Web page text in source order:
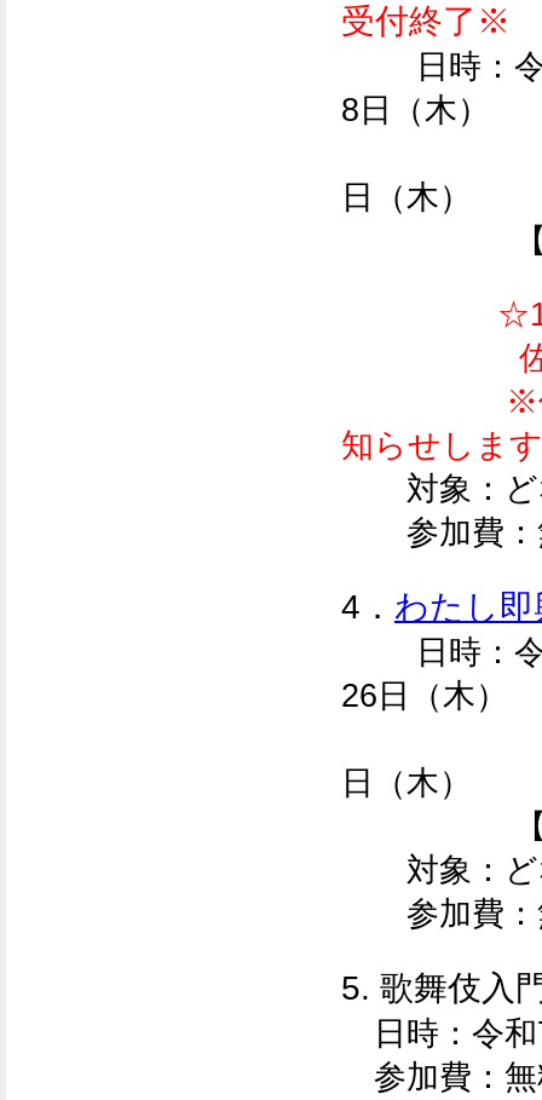
受付終了※
日時：
8日（木）
日（木）
【各回
※
知らせしま
対象：ど
参加費：
4． わたし
日時：
26日（木）
日（木）
【各回
対象：ど
参加費：
5. 歌舞伎入
日時： 令
参加費：